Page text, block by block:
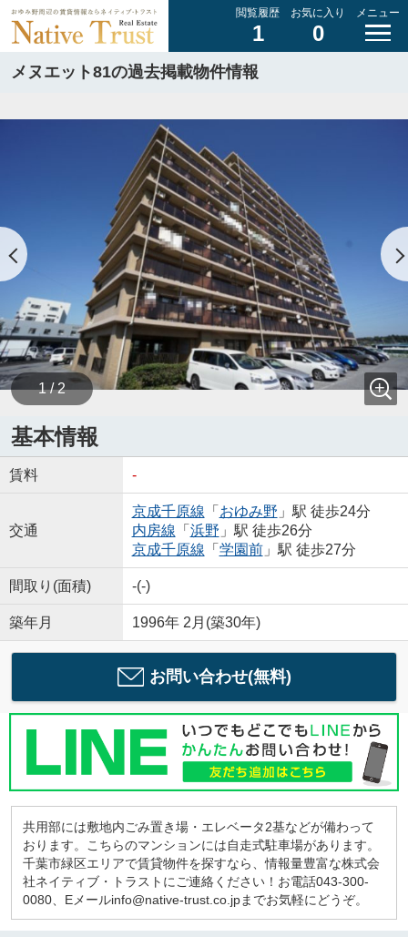
閲覧履歴
1
お気に入り
0
メニュー
メヌエット81の過去掲載物件情報
1 / 2
基本情報
賃料 -
交通
京成千原線 「 おゆみ野 」駅 徒歩24分
内房線 「 浜野 」駅 徒歩26分
京成千原線 「 学園前」駅 徒歩27分
間取り(面積) -(-)
築年月 1996年 2月(築30年)
お問い合わせ(無料)
共用部には敷地内ごみ置き場・エレベータ2基などが備わって
おります。こちらのマンションには自走式駐車場があります。
千葉市緑区エリアで賃貸物件を探すなら、情報量豊富な株式会
社ネイティブ・トラストにご連絡ください！お電話043-300-
0080、Eメールinfo@native-trust.co.jpまでお気軽にどうぞ。